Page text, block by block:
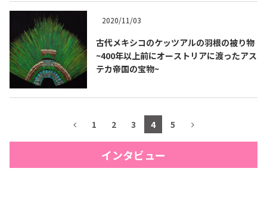
2020/11/03
古代メキシコのケッツアルの羽根の被り物
~400年以上前にオーストリアに渡ったアス
テカ帝国の宝物~
1 2 3 4 5
インタビュー